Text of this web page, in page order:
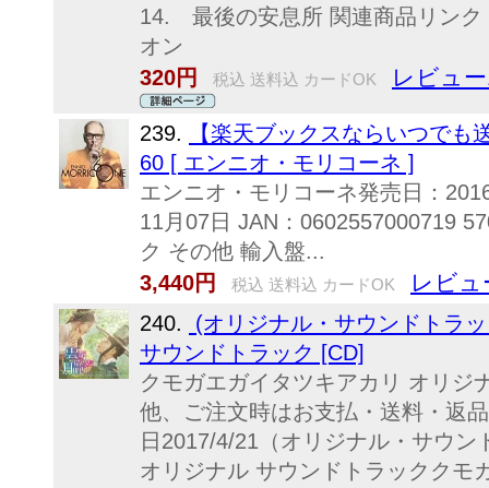
14. 最後の安息所 関連商品リンク
オン
320円
税込 送料込 カードOK レビュ
239.
【楽天ブックスならいつで
60 [ エンニオ・モリコーネ ]
エンニオ・モリコーネ発売日：
11月07日 JAN：0602557000719
ク その他 輸入盤...
3,440円
税込 送料込 カードOK レビュ
240.
(オリジナル・サウンドトラ
サウンドトラック [CD]
クモガエガイタツキアカリ オリジ
他、ご注文時はお支払・送料・返
日2017/4/21（オリジナル・サウ
オリジナル サウンドトラッククモ